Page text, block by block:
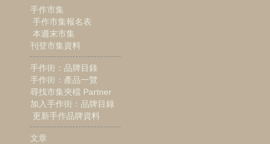
手作市集
手作市集報名表
本週末市集
刊登市集資料
手作街：品牌目錄
手作街：產品一覽
尋找市集夾檔 Partner
加入手作街：品牌目錄
更新手作品牌資料
文章